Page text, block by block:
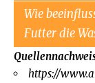
Wie
Futter die
https://